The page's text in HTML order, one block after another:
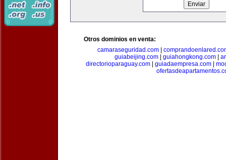
Otros dominios en venta:
camaraseguridad.com
guiabeijing.com
guiahongkong.com
directorioparaguay.com| guiadaempresa.com|